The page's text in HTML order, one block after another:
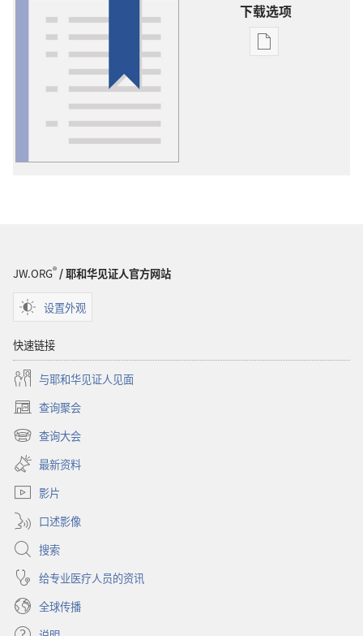
下载选项
出
JW.ORG®/ 耶和华见证人官方网站
设置外观
快速链接
与耶和华见证人见面
查询聚会
（打
开
新
窗
口）
查询大会
（打
开
新
窗
最新资料
影片
口述影像
搜索
给专业医疗人员的资讯
全球传播